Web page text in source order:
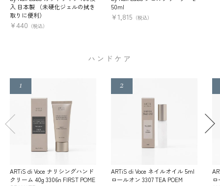
入 日本製 （未硬化ジェルの拭き
取りに便利）
¥440 （税込）
50ml
¥1,815 （税込）
ハンドケア
ARTiS di Voce ナリシングハンド
クリーム 40g 3306n FIRST POME
ARTiS di Voce ネイルオイル 5ml
ロールオン 3307 TEA POEM